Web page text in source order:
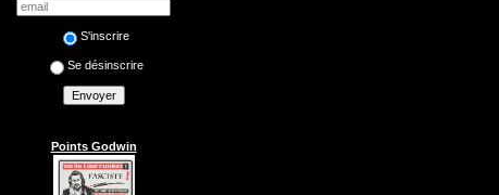
S'inscrire
Se désinscrire
Points Godwin